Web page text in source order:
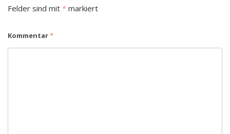
Felder sind mit * markiert
Kommentar*